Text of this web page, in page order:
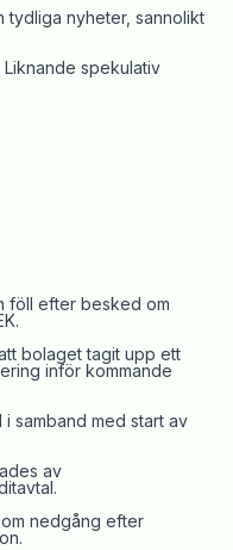
tydliga nyheter, sannolikt
Liknande spekulativ
föll efter besked om
bolaget tagit upp ett
inför kommande
i samband med start av
av
nedgång efter